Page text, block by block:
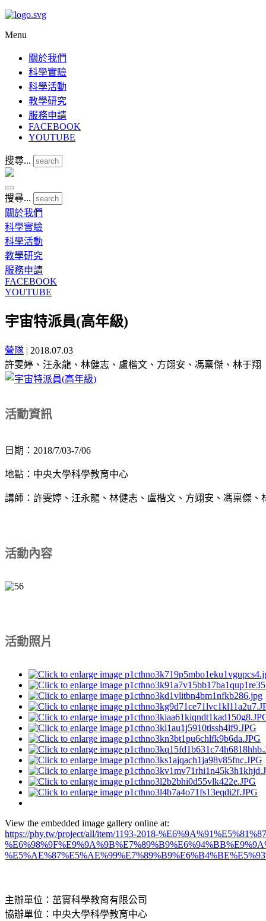
Menu
關於我們
科學實驗
科學活動
教學研究
服務申請
FACEBOOK
YOUTUBE
搜尋...
搜尋...
關於我們
科學實驗
科學活動
教學研究
服務申請
FACEBOOK
YOUTUBE
宇宙特派員(高年級)
營隊 | 2018.07.03
許雯婷、汪永龍、林健志、盧楷文、方翊安、馮稟傑、林于翔
活動資訊
日期：2018/7/03-7/06
地點：中央大學科學教育中心
講師：許雯婷、汪永龍、林健志、盧楷文、方翊安、馮稟傑、
活動內容
活動照片
View the embedded image gallery online at:
https://phy.tw/project/all/item/1193-2018-
主辦單位：茁實科學教育有限公司
協辦單位：中央大學科學教育中心